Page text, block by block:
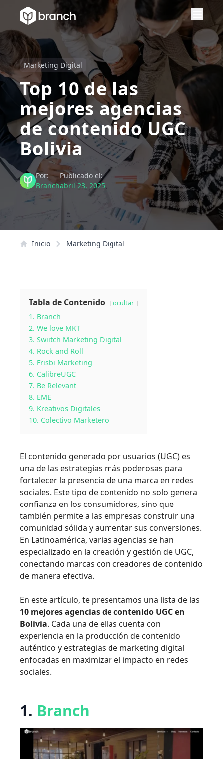
Marketing Digital
Top 10 de las
mejores agencias
de contenido UGC
Bolivia
Por:
Branch
Publicado el:
abril 23, 2025
Inicio Marketing Digital
Tabla de Contenido ocultar
1. Branch
2. We love MKT
3. Swiitch Marketing Digital
4. Rock and Roll
5. Frisbi Marketing
6. CalibreUGC
7. Be Relevant
8. EME
9. Kreativos Digitales
10. Colectivo Marketero
El contenido generado por usuarios (UGC) es
una de las estrategias más poderosas para
fortalecer la presencia de una marca en redes
sociales. Este tipo de contenido no solo genera
confianza en los consumidores, sino que
también permite a las empresas construir una
comunidad sólida y aumentar sus conversiones.
En Latinoamérica, varias agencias se han
especializado en la creación y gestión de UGC,
conectando marcas con creadores de contenido
de manera efectiva.
En este artículo, te presentamos una lista de las
10 mejores agencias de contenido UGC en
Bolivia. Cada una de ellas cuenta con
experiencia en la producción de contenido
auténtico y estrategias de marketing digital
enfocadas en maximizar el impacto en redes
sociales.
1. Branch